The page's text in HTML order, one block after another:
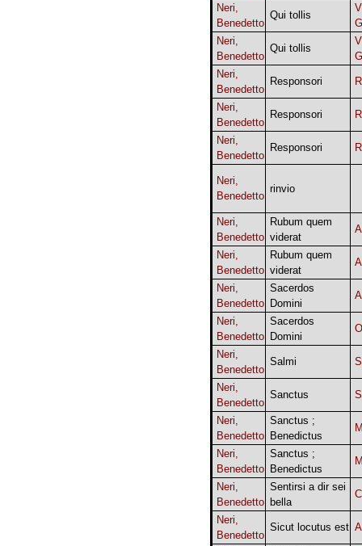
Neri,
Benedetto
Qui tollis
Neri,
Benedetto
Qui tollis
Neri,
Benedetto
Responsori
Neri,
Benedetto
Responsori
Neri,
Benedetto
Responsori
Neri,
Benedetto
rinvio
Neri,
Benedetto
Rubum quem
viderat
Neri,
Benedetto
Rubum quem
viderat
Neri,
Benedetto
Sacerdos
Domini
Neri,
Benedetto
Sacerdos
Domini
Neri,
Benedetto
Salmi
Neri,
Benedetto
Sanctus
Neri,
Benedetto
Sanctus ;
Benedictus
Neri,
Benedetto
Sanctus ;
Benedictus
Neri,
Benedetto
Sentirsi a dir sei
bella
Neri,
Benedetto
Sicut locutus est